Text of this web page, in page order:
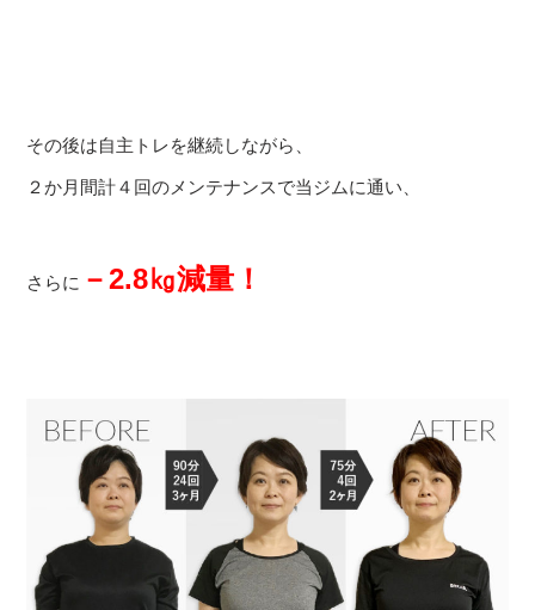
その後は自主トレを継続しながら、
２か月間計４回のメンテナンスで当ジムに通い、
さらに －2.8㎏減量！